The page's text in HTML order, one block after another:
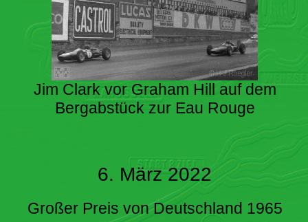
Jim Clark vor Graham Hill auf dem
Bergabstück zur Eau Rouge
6. März 2022
Großer Preis von Deutschland 1965